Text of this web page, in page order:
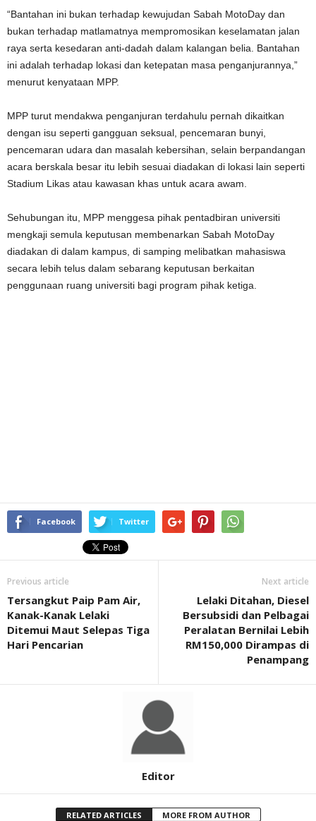
“Bantahan ini bukan terhadap kewujudan Sabah MotoDay dan
bukan terhadap matlamatnya mempromosikan keselamatan jalan
raya serta kesedaran anti-dadah dalam kalangan belia. Bantahan
ini adalah terhadap lokasi dan ketepatan masa penganjurannya,”
menurut kenyataan MPP.
MPP turut mendakwa penganjuran terdahulu pernah dikaitkan
dengan isu seperti gangguan seksual, pencemaran bunyi,
pencemaran udara dan masalah kebersihan, selain berpandangan
acara berskala besar itu lebih sesuai diadakan di lokasi lain seperti
Stadium Likas atau kawasan khas untuk acara awam.
Sehubungan itu, MPP menggesa pihak pentadbiran universiti
mengkaji semula keputusan membenarkan Sabah MotoDay
diadakan di dalam kampus, di samping melibatkan mahasiswa
secara lebih telus dalam sebarang keputusan berkaitan
penggunaan ruang universiti bagi program pihak ketiga.
Facebook Twitter
Previous article
Tersangkut Paip Pam Air,
Kanak-Kanak Lelaki
Ditemui Maut Selepas Tiga
Hari Pencarian
Next article
Lelaki Ditahan, Diesel
Bersubsidi dan Pelbagai
Peralatan Bernilai Lebih
RM150,000 Dirampas di
Penampang
Editor
RELATED ARTICLES MORE FROM AUTHOR